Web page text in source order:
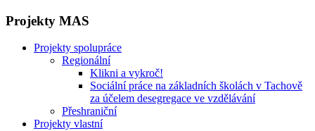
Projekty MAS
Projekty spolupráce
Regionální
Klikni a vykroč!
Sociální práce na základních školách v Tachově
za účelem desegregace ve vzdělávání
Přeshraniční
Projekty vlastní